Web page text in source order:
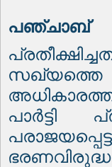
പഞ്ചാബ്
സഖ്യത്തെ
പാർട്ടി